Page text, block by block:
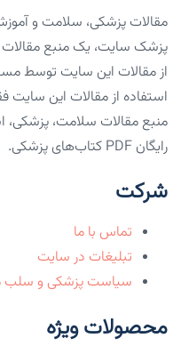
مقالات پزشکی، سلامت و
پزشک سایت، یک منبع
از مقالات این سایت توسط
استفاده از مقالات این سایت
منبع مقالات سلامت، پزشکی،
رایگان PDF کتاب‌های پزشکی.
شرکت
تماس با ما
تبلیغات در سایت
سیاست پزشکی و سلب
محصولات ویژه